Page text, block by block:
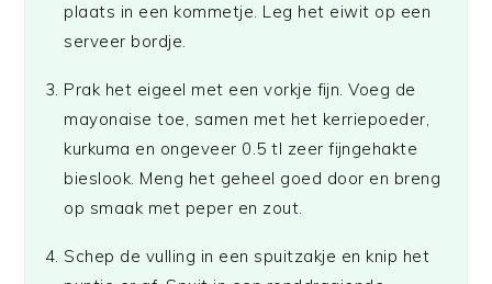
plaats in een kommetje. Leg het eiwit op een
serveer bordje.
Prak het eigeel met een vorkje fijn. Voeg de
mayonaise toe, samen met het kerriepoeder,
kurkuma en ongeveer 0.5 tl zeer fijngehakte
bieslook. Meng het geheel goed door en breng
op smaak met peper en zout.
Schep de vulling in een spuitzakje en knip het